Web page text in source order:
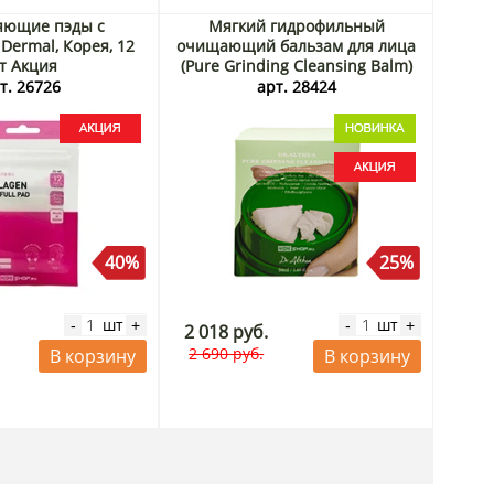
пэды с
Корея, 12
Акция
26726
40%
- шт +
В корзину
Мягкий гидрофильный
очищающий бальзам для лица
(Pure Grinding Cleansing Balm)
Dr.Althea, Корея, 50 мл Акция
арт. 28424
25%
2 018 руб.
2 690 руб.
- шт +
В корзину